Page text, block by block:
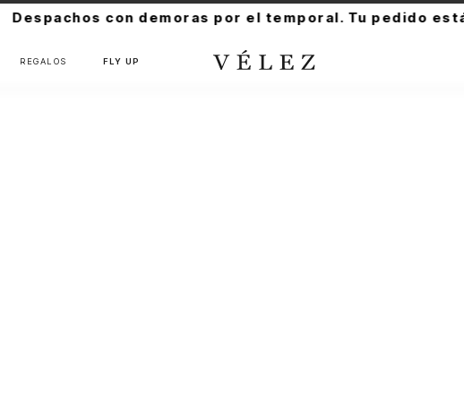
Despachos con demoras por el temporal. Tu pedido
REGALOS FLY UP